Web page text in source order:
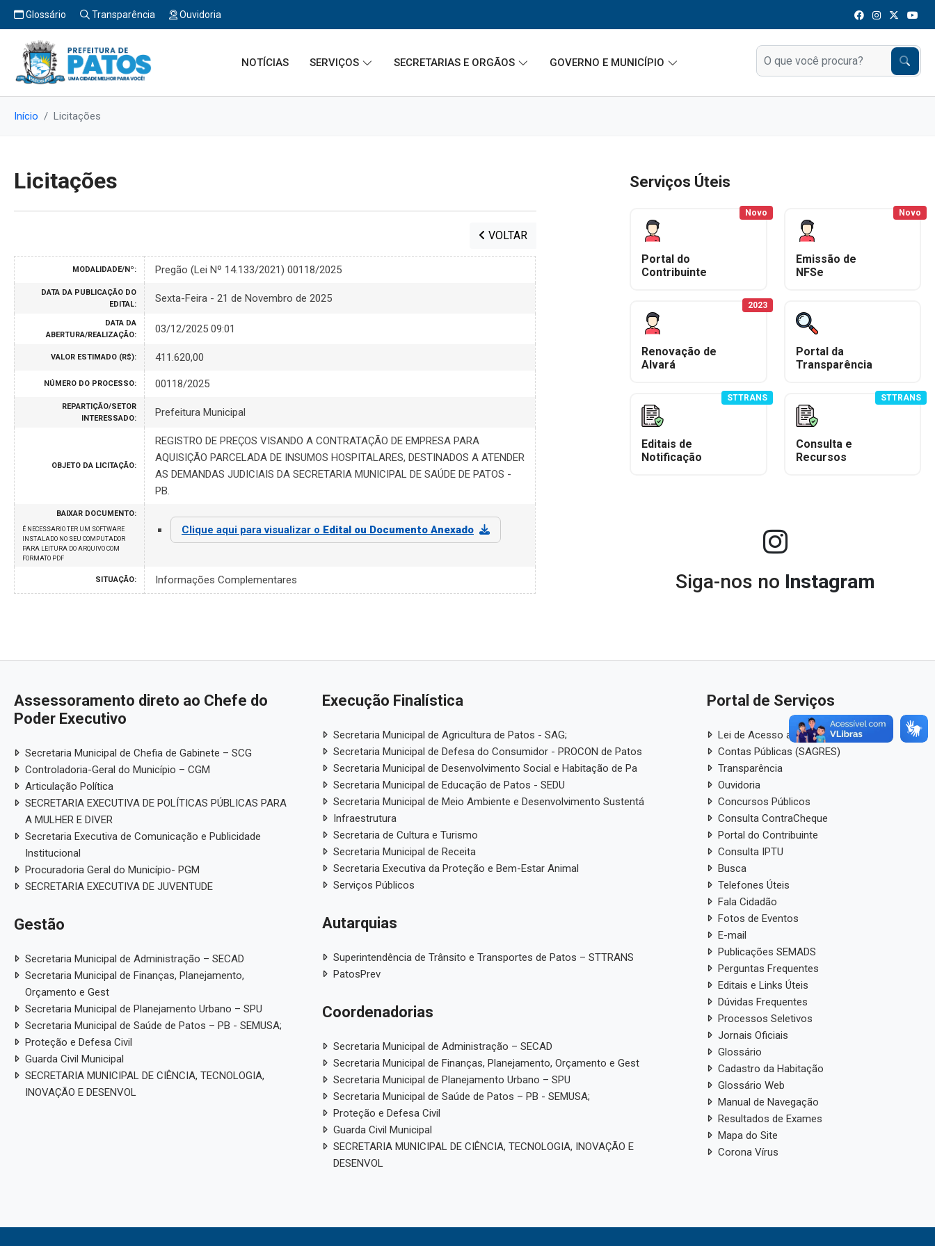
Glossário Transparência Ouvidoria
NOTÍCIAS SERVIÇOS SECRETARIAS E ORGÃOS GOVERNO E MUNICÍPIO
Início Licitações
Licitações
VOLTAR
MODALIDADE/Nº: Pregão (Lei Nº 14.133/2021) 00118/2025
DATA DA PUBLICAÇÃO DO
EDITAL:
Sexta-Feira - 21 de Novembro de 2025
DATA DA
ABERTURA/REALIZAÇÃO:
03/12/2025 09:01
VALOR ESTIMADO (R$): 411.620,00
NÚMERO DO PROCESSO: 00118/2025
REPARTIÇÃO/SETOR
INTERESSADO:
Prefeitura Municipal
OBJETO DA LICITAÇÃO:
REGISTRO DE PREÇOS VISANDO A CONTRATAÇÃO DE EMPRESA PARA
AQUISIÇÃO PARCELADA DE INSUMOS HOSPITALARES, DESTINADOS A ATENDER
AS DEMANDAS JUDICIAIS DA SECRETARIA MUNICIPAL DE SAÚDE DE PATOS -
PB.
BAIXAR DOCUMENTO:
É NECESSARIO TER UM SOFTWARE
INSTALADO NO SEU COMPUTADOR
PARA LEITURA DO ARQUIVO COM
FORMATO PDF
Clique aqui para visualizar o Edital ou Documento Anexado
SITUAÇÃO: Informações Complementares
Serviços Úteis
Portal do
Contribuinte
Novo
Emissão de
NFSe
Novo
Renovação de
Alvará
2023
Portal da
Transparência
Editais de
Notificação
STTRANS
Consulta e
Recursos
STTRANS
Siga-nos no Instagram
Assessoramento direto ao Chefe do
Poder Executivo
Secretaria Municipal de Chefia de Gabinete – SCG
Controladoria-Geral do Município – CGM
Articulação Política
SECRETARIA EXECUTIVA DE POLÍTICAS PÚBLICAS PARA
A MULHER E DIVER
Secretaria Executiva de Comunicação e Publicidade
Institucional
Procuradoria Geral do Município- PGM
SECRETARIA EXECUTIVA DE JUVENTUDE
Gestão
Secretaria Municipal de Administração – SECAD
Secretaria Municipal de Finanças, Planejamento,
Orçamento e Gest
Secretaria Municipal de Planejamento Urbano – SPU
Secretaria Municipal de Saúde de Patos – PB - SEMUSA;
Proteção e Defesa Civil
Guarda Civil Municipal
SECRETARIA MUNICIPAL DE CIÊNCIA, TECNOLOGIA,
INOVAÇÃO E DESENVOL
Execução Finalística
Secretaria Municipal de Agricultura de Patos - SAG;
Secretaria Municipal de Defesa do Consumidor - PROCON de Patos
Secretaria Municipal de Desenvolvimento Social e Habitação de Pa
Secretaria Municipal de Educação de Patos - SEDU
Secretaria Municipal de Meio Ambiente e Desenvolvimento Sustentá
Infraestrutura
Secretaria de Cultura e Turismo
Secretaria Municipal de Receita
Secretaria Executiva da Proteção e Bem-Estar Animal
Serviços Públicos
Autarquias
Superintendência de Trânsito e Transportes de Patos – STTRANS
PatosPrev
Coordenadorias
Secretaria Municipal de Administração – SECAD
Secretaria Municipal de Finanças, Planejamento, Orçamento e Gest
Secretaria Municipal de Planejamento Urbano – SPU
Secretaria Municipal de Saúde de Patos – PB - SEMUSA;
Proteção e Defesa Civil
Guarda Civil Municipal
SECRETARIA MUNICIPAL DE CIÊNCIA, TECNOLOGIA, INOVAÇÃO E
DESENVOL
Portal de Serviços
Lei de Acesso a Informação
Contas Públicas (SAGRES)
Transparência
Ouvidoria
Concursos Públicos
Consulta ContraCheque
Portal do Contribuinte
Consulta IPTU
Busca
Telefones Úteis
Fala Cidadão
Fotos de Eventos
E-mail
Publicações SEMADS
Perguntas Frequentes
Editais e Links Úteis
Dúvidas Frequentes
Processos Seletivos
Jornais Oficiais
Glossário
Cadastro da Habitação
Glossário Web
Manual de Navegação
Resultados de Exames
Mapa do Site
Corona Vírus